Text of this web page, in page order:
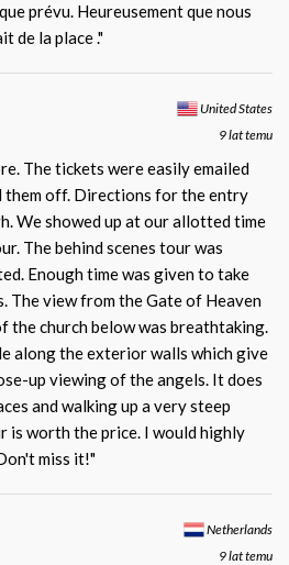
prévu. Heureusement que nous
de la place ."
United States
9 lat temu
The tickets were easily emailed
them off. Directions for the entry
We showed up at our allotted time
The behind scenes tour was
Enough time was given to take
The view from the Gate of Heaven
church below was breathtaking.
along the exterior walls which give
up viewing of the angels. It does
and walking up a very steep
is worth the price. I would highly
miss it!"
Netherlands
9 lat temu